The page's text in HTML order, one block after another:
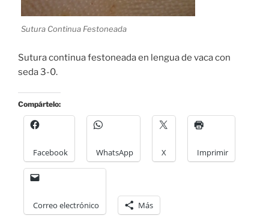
Sutura Continua Festoneada
Sutura continua festoneada en lengua de vaca con
seda 3-0.
Compártelo:
Facebook WhatsApp X Imprimir
Correo electrónico Más